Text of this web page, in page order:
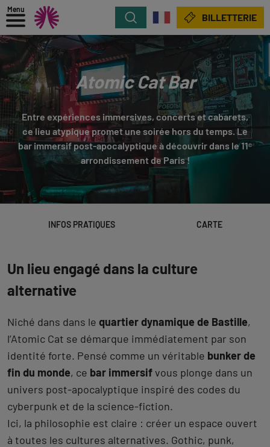
Menu
Rechercher BILLETTERIE
Atomic Cat Bar
Entre expériences immersives, concerts et cabarets,
ce lieu atypique promet une soirée hors du temps. Le
bar immersif post-apocalyptique à découvrir dans le 11ᵉ
arrondissement de Paris !
INFOS PRATIQUES CARTE
Un lieu engagé dans la culture
alternative
Niché dans dans le quartier dynamique de Bastille,
l’Atomic Cat se démarque immédiatement par son
identité forte. Pensé comme un véritable bunker de
fin du monde, ce bar immersifvous plonge dans un
univers post-apocalyptique inspiré des codes du
cyberpunk et de la science-fiction.
Ici, la philosophie est claire : créer un espace ouvert
à toutes les cultures alternatives. Gothic, punk,